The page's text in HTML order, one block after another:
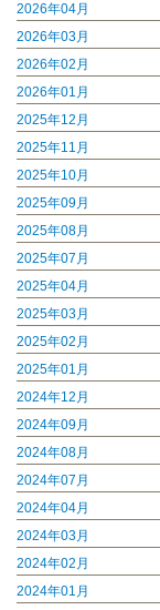
2026年04月
2026年03月
2026年02月
2026年01月
2025年12月
2025年11月
2025年10月
2025年09月
2025年08月
2025年07月
2025年04月
2025年03月
2025年02月
2025年01月
2024年12月
2024年09月
2024年08月
2024年07月
2024年04月
2024年03月
2024年02月
2024年01月